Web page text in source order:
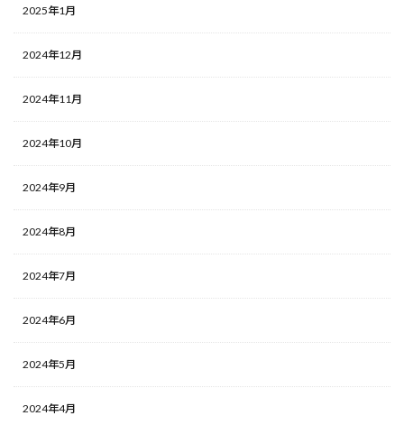
2025年1月
2024年12月
2024年11月
2024年10月
2024年9月
2024年8月
2024年7月
2024年6月
2024年5月
2024年4月